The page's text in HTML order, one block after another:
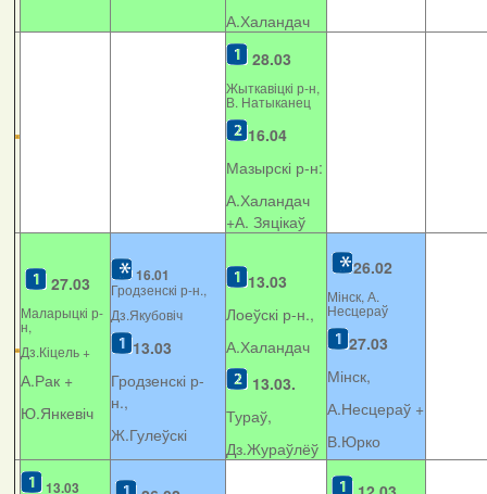
А.Халандач
28.03
Жыткавіцкі р-н,
В. Натыканец
16.04
Мазырскі р-н:
А.Халандач
+А. Зяцікаў
27.03
Маларыцкі р-
н,
Дз.Кіцель +
А.Рак +
Ю.Янкевіч
16.01
Гродзенскі р-н.,
Дз.Якубовіч
13.03
Гродзенскі р-
н.,
Ж.Гулеўскі
13.03
Лоеўскі р-н.,
А.Халандач
13.03.
Тураў,
Дз.Жураўлёў
26.02
Мінск, А.
Несцераў
27.03
Мінск,
А.Несцераў +
В.Юрко
13.03